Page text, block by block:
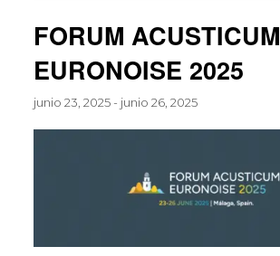
FORUM ACUSTICUM
EURONOISE 2025
junio 23, 2025- junio 26, 2025